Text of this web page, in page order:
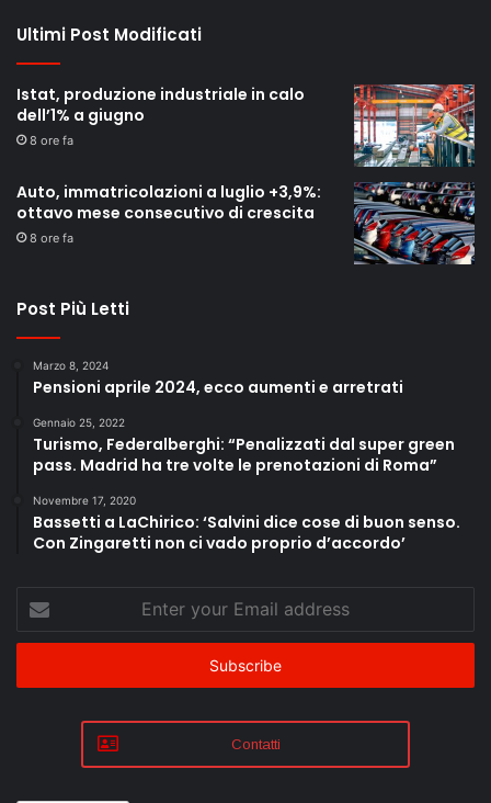
Ultimi Post Modificati
Istat, produzione industriale in calo
dell’1% a giugno
8 ore fa
Auto, immatricolazioni a luglio +3,9%:
ottavo mese consecutivo di crescita
8 ore fa
Post Più Letti
Marzo 8, 2024
Pensioni aprile 2024, ecco aumenti e arretrati
Gennaio 25, 2022
Turismo, Federalberghi: “Penalizzati dal super green
pass. Madrid ha tre volte le prenotazioni di Roma”
Novembre 17, 2020
Bassetti a LaChirico: ‘Salvini dice cose di buon senso.
Con Zingaretti non ci vado proprio d’accordo’
your
Email
Contatti